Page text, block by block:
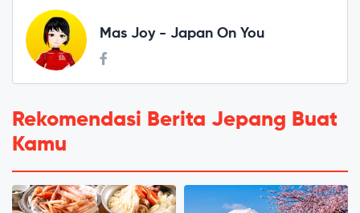
Mas Joy - Japan On You
Rekomendasi Berita Jepang Buat
Kamu